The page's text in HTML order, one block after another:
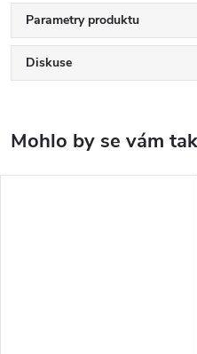
Parametry produktu
Diskuse